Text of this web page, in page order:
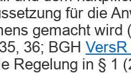
für die
gemacht wird
36; BGH VersR
Regelung in § 1